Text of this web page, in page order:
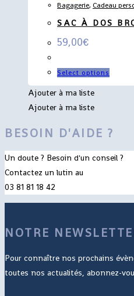
Bagagerie,Cadeau
SAC À DOS
59,00€
Select options
Ajouter à ma liste
Ajouter à ma liste
BESOIN D'AIDE ?
Un doute ? Besoin d'un conseil ?
Contactez un lutin au
03 81 81 18 42
NOTRE
Pour connaître nos prochains
toutes nos actualités, abonnez-